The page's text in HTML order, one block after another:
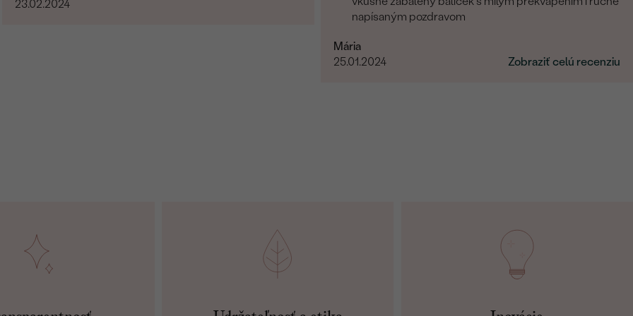
23.02.2024
napísaným pozdravom
Mária
25.01.2024
Zobraziť celú recenziu